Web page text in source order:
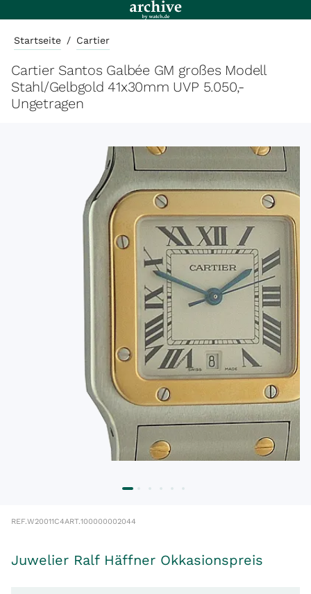
Startseite / Cartier
Cartier Santos Galbée GM großes Modell
Stahl/Gelbgold 41x30mm UVP 5.050,-
Ungetragen
REF.W20011C4ART.100000002044
Juwelier Ralf Häffner Okkasionspreis